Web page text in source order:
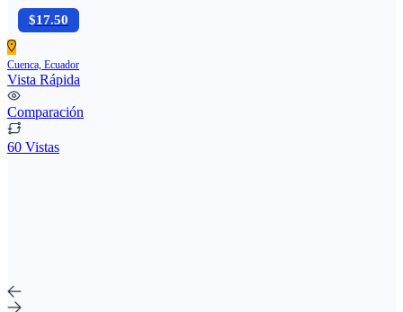
$17.50
Cuenca, Ecuador
Vista Rápida
Comparación
60 Vistas